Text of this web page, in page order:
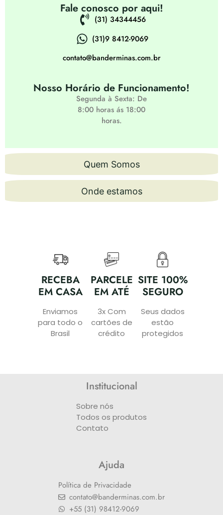
Quem Somos
Onde estamos
Fale conosco por aqui!
(31) 34344456
(31)9 8412-9069
contato@banderminas.com.br
Nosso Horário de Funcionamento!
Segunda à Sexta: De
8:00 horas ás 18:00
horas.
RECEBA
EM CASA
Enviamos
para todo o
Brasil
PARCELE
EM ATÉ
3x Com
cartões de
crédito
SITE 100%
SEGURO
Seus dados
estão
protegidos
Institucional
Sobre nós
Todos os produtos
Contato
Ajuda
Política de Privacidade
contato@banderminas.com.br
+55 (31) 98412-9069